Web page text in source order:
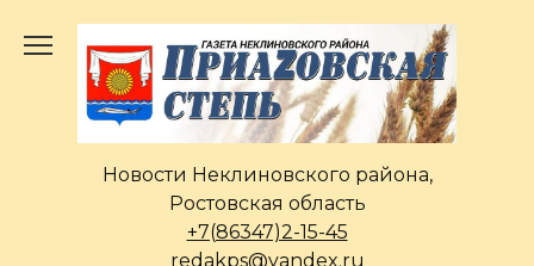
содержанию
Новости Неклиновского района,
Ростовская область
+7(86347)2-15-45
redakps@yandex.ru